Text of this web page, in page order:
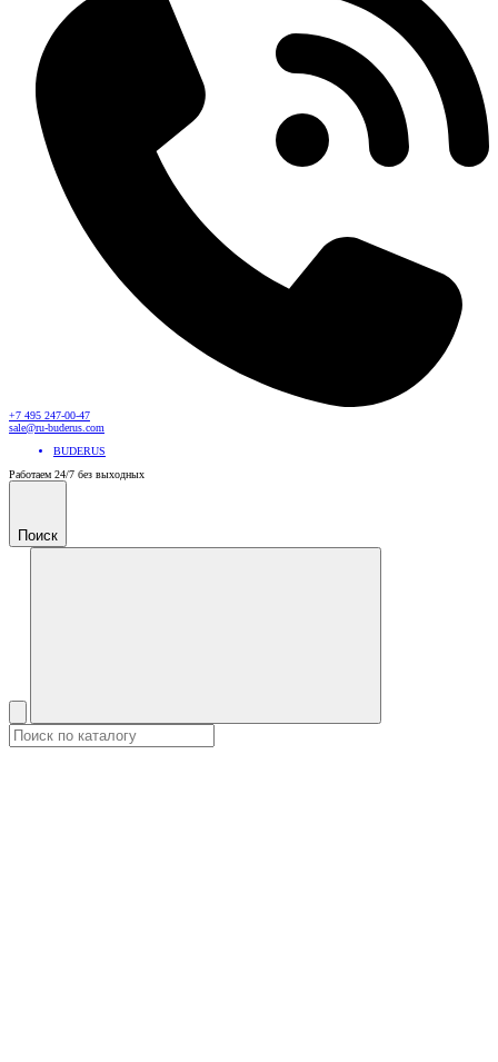
+7 495 247-00-47
sale@ru-buderus.com
BUDERUS
Работаем 24/7 без выходных
Поиск